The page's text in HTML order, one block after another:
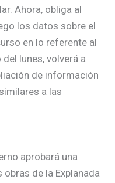
Ahora, obliga al
los datos sobre el
en lo referente al
lunes, volverá a
de información
a las
aprobará una
de la Explanada